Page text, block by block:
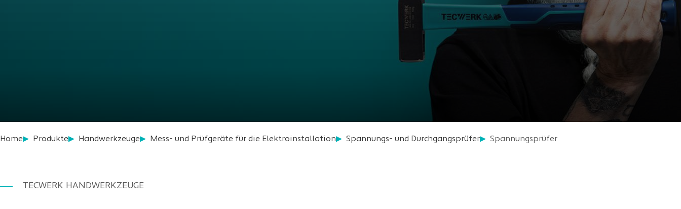
Home Produkte Handwerkzeuge Mess- und Prüfgeräte für die Elektroinstallation Spannungs- und Durchgangsprüfer Spannungsprüfer
TECWERK HANDWERKZEUGE